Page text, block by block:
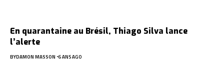
En quarantaine au Brésil, Thiago Silva lance
l’alerte
BYDAMON MASSON 6 ANS AGO